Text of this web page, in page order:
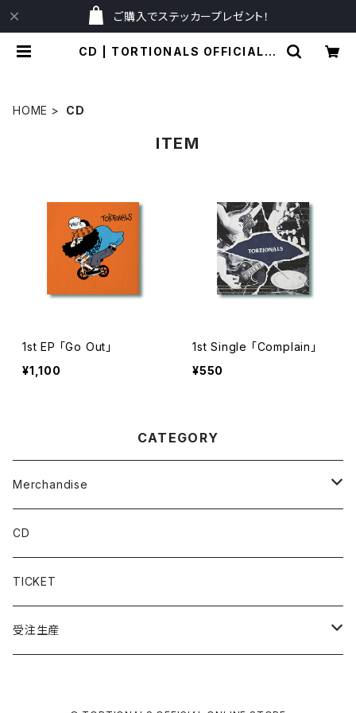
ご購入でステッカープレゼント！
CD | TORTIONALS OFFICIAL O
HOME CD
ITEM
1st EP 「Go Out」
¥1,100
1st Single 「Complain」
¥550
CATEGORY
Merchandise
T-shirts
Long Sleeve
Others
CD
TICKET
受注生産